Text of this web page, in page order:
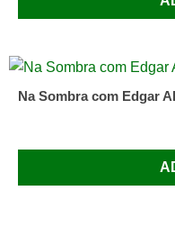
Na Sombra com Edgar